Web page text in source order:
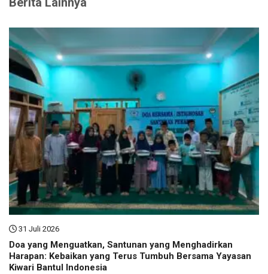
31 Juli 2026
Doa yang Menguatkan, Santunan yang Menghadirkan
Harapan: Kebaikan yang Terus Tumbuh Bersama Yayasan
Kiwari Bantul Indonesia